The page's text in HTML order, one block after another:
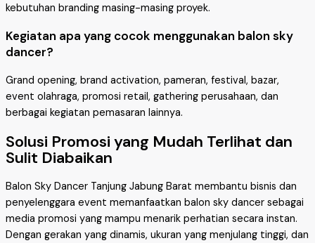
kebutuhan branding masing-masing proyek.
Kegiatan apa yang cocok menggunakan balon sky
dancer?
Grand opening, brand activation, pameran, festival, bazar,
event olahraga, promosi retail, gathering perusahaan, dan
berbagai kegiatan pemasaran lainnya.
Solusi Promosi yang Mudah Terlihat dan
Sulit Diabaikan
Balon Sky Dancer Tanjung Jabung Barat membantu bisnis dan
penyelenggara event memanfaatkan balon sky dancer sebagai
media promosi yang mampu menarik perhatian secara instan.
Dengan gerakan yang dinamis, ukuran yang menjulang tinggi, dan